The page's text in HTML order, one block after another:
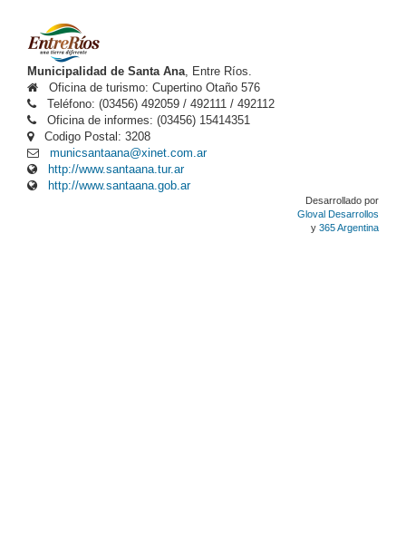
Municipalidad de Santa Ana, Entre Ríos.
Oficina de turismo: Cupertino Otaño 576
Teléfono: (03456) 492059 / 492111 / 492112
Oficina de informes: (03456) 15414351
Codigo Postal: 3208
municsantaana@xinet.com.ar
http://www.santaana.tur.ar
http://www.santaana.gob.ar
Desarrollado por
Gloval Desarrollos
y 365 Argentina